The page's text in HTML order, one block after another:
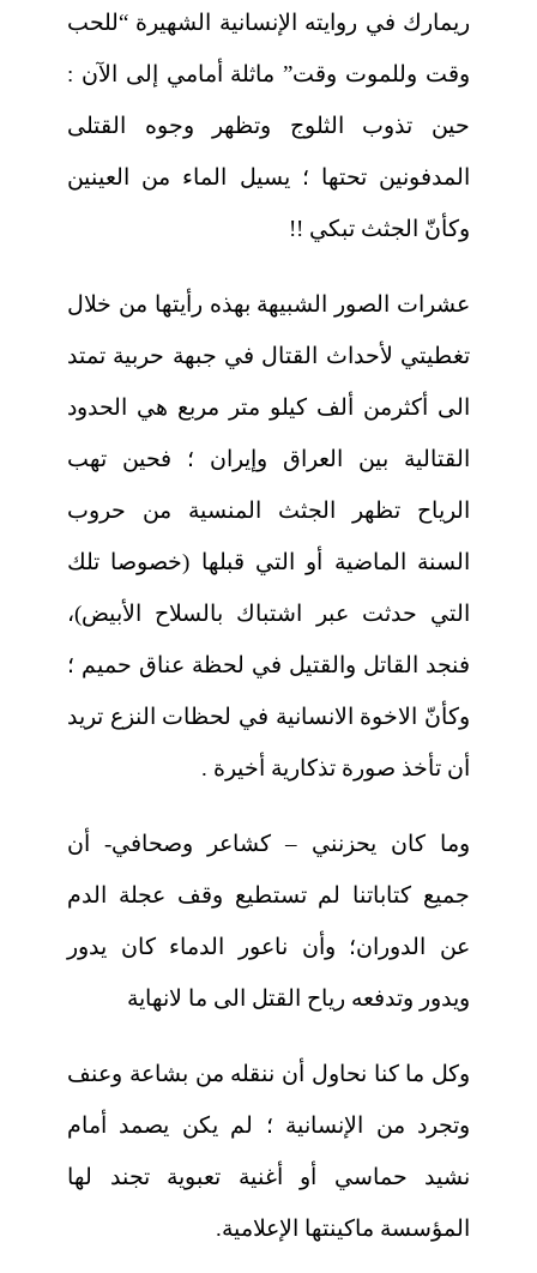
ريمارك في روايته الإنسانية الشهيرة “للحب
وقت وللموت وقت” ماثلة أمامي إلى الآن :
حين تذوب الثلوج وتظهر وجوه القتلى
المدفونين تحتها ؛ يسيل الماء من العينين
وكأنّ الجثث تبكي !!
عشرات الصور الشبيهة بهذه رأيتها من خلال
تغطيتي لأحداث القتال في جبهة حربية تمتد
الى أكثرمن ألف كيلو متر مربع هي الحدود
القتالية بين العراق وإيران ؛ فحين تهب
الرياح تظهر الجثث المنسية من حروب
السنة الماضية أو التي قبلها (خصوصا تلك
التي حدثت عبر اشتباك بالسلاح الأبيض)،
فنجد القاتل والقتيل في لحظة عناق حميم ؛
وكأنّ الاخوة الانسانية في لحظات النزع تريد
أن تأخذ صورة تذكارية أخيرة .
وما كان يحزنني – كشاعر وصحافي- أن
جميع كتاباتنا لم تستطيع وقف عجلة الدم
عن الدوران؛ وأن ناعور الدماء كان يدور
ويدور وتدفعه رياح القتل الى ما لانهاية
وكل ما كنا نحاول أن ننقله من بشاعة وعنف
وتجرد من الإنسانية ؛ لم يكن يصمد أمام
نشيد حماسي أو أغنية تعبوية تجند لها
المؤسسة ماكينتها الإعلامية.